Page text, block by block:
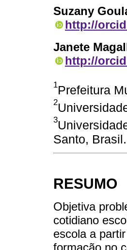
Suzany
http://
Janete
http://
1Prefeitura
2
3
Santo, Brasil.
RESUMO
Objetiva
cotidiano
escola a